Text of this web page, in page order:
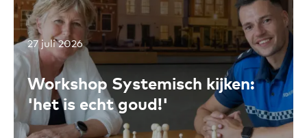
Toevoegen aan favorieten
27 juli 2026
Workshop Systemisch kijken:
'het is echt goud!'